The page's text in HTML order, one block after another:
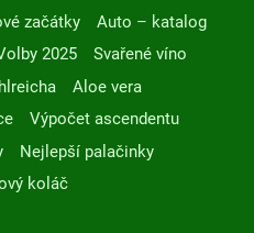
začátky
Auto – katalog
2025
Svařené víno
Aloe vera
Výpočet ascendentu
Nejlepší palačinky
koláč